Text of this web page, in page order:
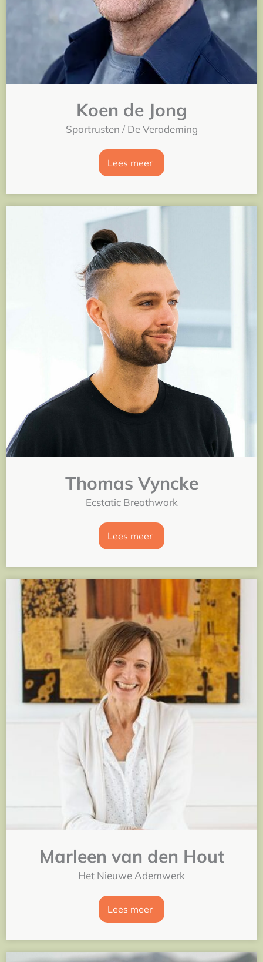
Koen de Jong
Sportrusten / De Verademing
Lees meer
Thomas Vyncke
Ecstatic Breathwork
Lees meer
Marleen van den Hout
Het Nieuwe Ademwerk
Lees meer